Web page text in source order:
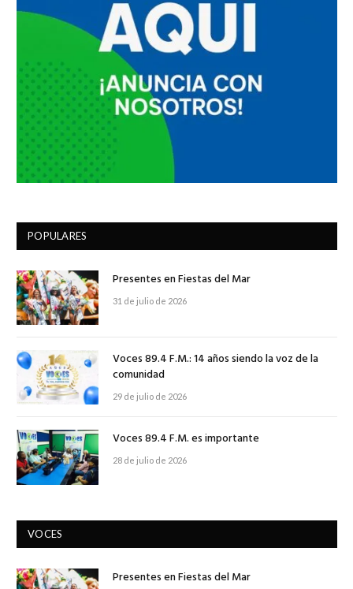
POPULARES
Presentes en Fiestas del Mar
31 de julio de 2026
Voces 89.4 F.M.: 14 años siendo la voz de la
comunidad
29 de julio de 2026
Voces 89.4 F.M. es importante
28 de julio de 2026
VOCES
Presentes en Fiestas del Mar